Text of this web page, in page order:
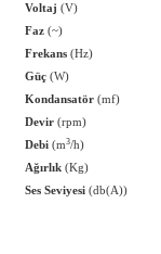
Voltaj (V)
Faz (~)
Frekans (Hz)
Güç (W)
Kondansatör (mf)
Devir (rpm)
Debi (m3/h)
Ağırlık (Kg)
Ses Seviyesi (db(A))